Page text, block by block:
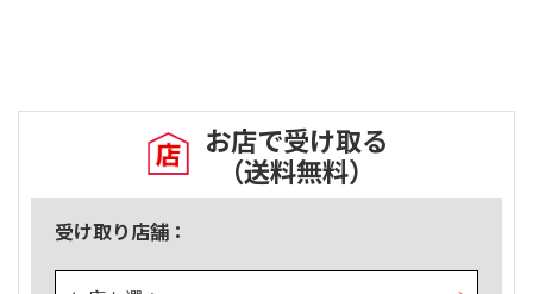
お店で受け取る
（送料無料）
受け取り店舗：